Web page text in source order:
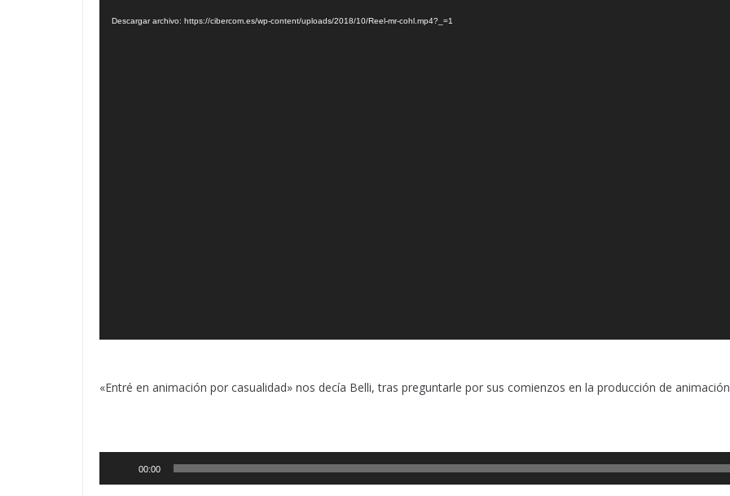
vídeo
Descargar archivo: https://cibercom.es/wp-content/uploads/2018/10/Reel-mr-cohl.mp4?_=1
«Entré en animación por casualidad» nos decía Belli, tras preguntarle por sus comienzos en la producción de
Reproductor
de
00:00